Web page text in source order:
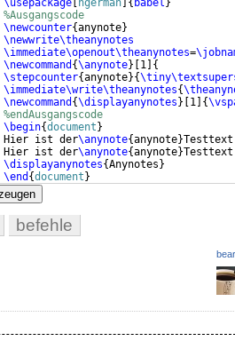
\usepackage ngerman { babel }
%Ausgangscode
\newcounter{anynote}
\newwrite\theanynotes
\immediate\openout\theanynotes=
\newcommand {\anynote} 1 {
\stepcounter{anynote}{
\immediate\write\theanynotes{
\newcommand {\displayanynotes } 1 {
%endAusgangscode
\begin{document }
Hier ist der
\anynote{anynote}
Hier ist der
\anynote{anynote}
\displayanynotes{Anynotes }
\end {document }
befehle